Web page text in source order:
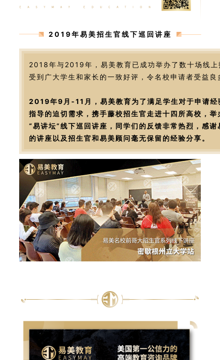
2019年易美招生官线下巡回讲座
2018年与2019年，易美教育已成功举办了数十场线
受到广大学生和家长的一致好评，令名校申请者受益良
2019年9月-11月，易美教育为了满足学生对于申请经
指导的迫切需求，携手藤校招生官走进十四所高校，
“易讲坛”线下巡回讲座，同学们的反馈非常热烈，感
的讲座以及招生官和易美顾问毫无保留的经验分享。